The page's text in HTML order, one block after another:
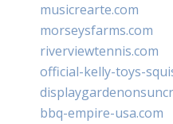
musicrearte.com
morseysfarms.com
riverviewtennis.com
official-kelly-toys-
bbq-empire-usa.com